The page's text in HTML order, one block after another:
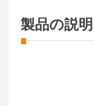
製品の説明